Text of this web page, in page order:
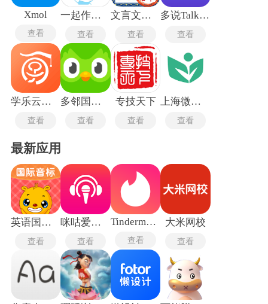
儿童注意力特点，使知识内化过程更高效。
Xmol
查看
一起作业学生版
查看
文言文翻译转换器手机版
查看
多说TalkFace
查看
学乐云教学
查看
多邻国旧版本4.15.4
查看
专技天下
查看
上海微校空中课堂
查看
最新应用
英语国际音标
查看
咪咕爱唱手机版
查看
Tindermatch
查看
大米网校
查看